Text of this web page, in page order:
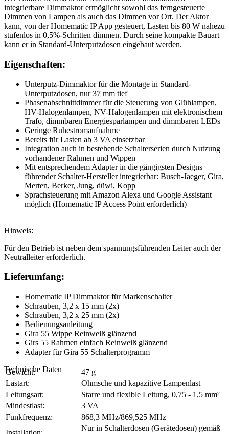
integrierbare Dimmaktor ermöglicht sowohl das ferngesteuerte
Dimmen von Lampen als auch das Dimmen vor Ort. Der Aktor
kann, von der Homematic IP App gesteuert, Lasten bis 80 W nahezu
stufenlos in 0,5%-Schritten dimmen. Durch seine kompakte Bauart
kann er in Standard-Unterputzdosen eingebaut werden.
Eigenschaften:
Unterputz-Dimmaktor für die Montage in Standard-
Unterputzdosen, nur 37 mm tief
Phasenabschnittdimmer für die Steuerung von Glühlampen,
HV-Halogenlampen, NV-Halogenlampen mit elektronischem
Trafo, dimmbaren Energiesparlampen und dimmbaren LEDs
Geringe Ruhestromaufnahme
Bereits für Lasten ab 3 VA einsetzbar
Integration auch in bestehende Schalterserien durch Nutzung
vorhandener Rahmen und Wippen
Mit entsprechendem Adapter in die gängigsten Designs
führender Schalter-Hersteller integrierbar: Busch-Jaeger, Gira,
Merten, Berker, Jung, düwi, Kopp
Sprachsteuerung mit Amazon Alexa und Google Assistant
möglich (Homematic IP Access Point erforderlich)
Hinweis:
Für den Betrieb ist neben dem spannungsführenden Leiter auch der
Neutralleiter erforderlich.
Lieferumfang:
Homematic IP Dimmaktor für Markenschalter
Schrauben, 3,2 x 15 mm (2x)
Schrauben, 3,2 x 25 mm (2x)
Bedienungsanleitung
Gira 55 Wippe Reinweiß glänzend
Girs 55 Rahmen einfach Reinweiß glänzend
Adapter für Gira 55 Schalterprogramm
Technische Daten
Gewicht:
47 g
Lastart:
Ohmsche und kapazitive Lampenlast
Leitungsart:
Starre und flexible Leitung, 0,75 - 1,5 mm²
Mindestlast:
3 VA
Funkfrequenz:
868,3 MHz/869,525 MHz
Nur in Schalterdosen (Gerätedosen) gemäß